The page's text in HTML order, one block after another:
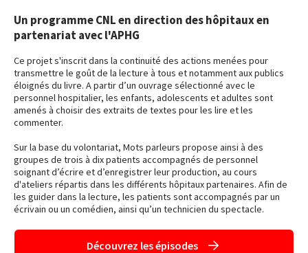
Un programme CNL en direction des hôpitaux en
partenariat avec l'APHG
Ce projet s'inscrit dans la continuité des actions menées pour
transmettre le goût de la lecture à tous et notamment aux publics
éloignés du livre. A partir d’un ouvrage sélectionné avec le
personnel hospitalier, les enfants, adolescents et adultes sont
amenés à choisir des extraits de textes pour les lire et les
commenter.
Sur la base du volontariat, Mots parleurs propose ainsi à des
groupes de trois à dix patients accompagnés de personnel
soignant d’écrire et d’enregistrer leur production, au cours
d'ateliers répartis dans les différents hôpitaux partenaires. Afin de
les guider dans la lecture, les patients sont accompagnés par un
écrivain ou un comédien, ainsi qu’un technicien du spectacle.
Découvrez les épisodes